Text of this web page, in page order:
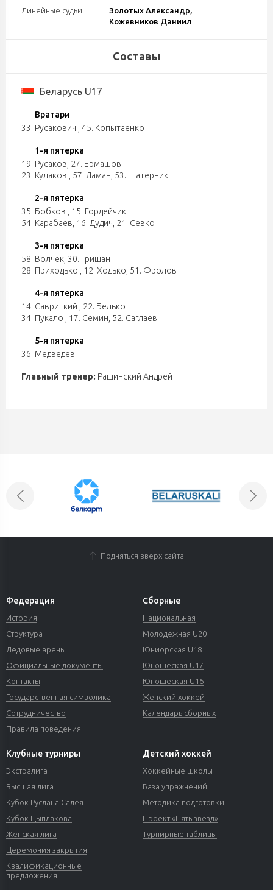
Линейные судьи
Золотых Александр,
Кожевников Даниил
Составы
Беларусь U17
Вратари
33. Русакович
45. Копытаенко
1-я пятерка
19. Русаков 27. Ермашов
23. Кулаков
57. Ламан 53. Шатерник
2-я пятерка
35. Бобков
15. Гордейчик
54. Карабаев 16. Дудич 21. Севко
3-я пятерка
58. Волчек 30. Гришан
28. Приходько
12. Ходько 51. Фролов
4-я пятерка
14. Саврицкий
22. Белько
34. Пукало
17. Семин 52. Саглаев
5-я пятерка
36. Медведев
Главный тренер: Ращинский Андрей
Подняться вверх сайта
Федерация
История
Структура
Ледовые арены
Официальные документы
Контакты
Государственная символика
Сотрудничество
Правила поведения
Сборные
Национальная
Молодежная U20
Юниорская U18
Юношеская U17
Юношеская U16
Женский хоккей
Календарь сборных
Клубные турниры
Экстралига
Высшая лига
Кубок Руслана Салея
Кубок Цыплакова
Женская лига
Церемония закрытия
Квалификационные
предложения
Детский хоккей
Хоккейные школы
База упражнений
Методика подготовки
Проект «Пять звезд»
Турнирные таблицы